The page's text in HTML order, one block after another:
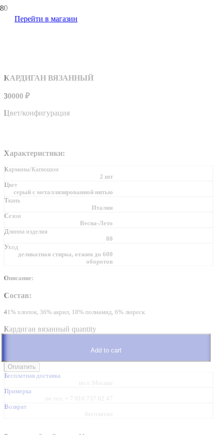
Перейти в магазин
КАРДИГАН ВЯЗАННЫЙ
30000 ₽
Цвет/конфигурация
Характеристики:
Карманы/Капюшон
2 шт
Цвет
серый с металлизированной нитью
Ткань
Италия
Сезон
Весна-Лето
Длинна изделия
80
Уход
деликатная стирка, отжим до 600
оборотов
Описание:
Состав:
41% хлопок, 36% акрил, 18% полиамид, 6% люреск
Кардиган вязанный quantity
Add to cart
Бесплатная доставка
по г. Москве
Примерка
по тел. + 7 910 737 02 47
Возврат
бесплатно